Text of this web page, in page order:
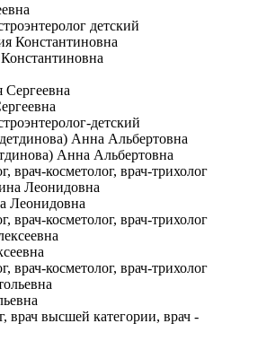
детский
детский
Анна Альбертовна
врач-косметолог, врач-трихолог
Леонидовна
врач-косметолог, врач-трихолог
врач-косметолог, врач-трихолог
врач высшей категории, врач -